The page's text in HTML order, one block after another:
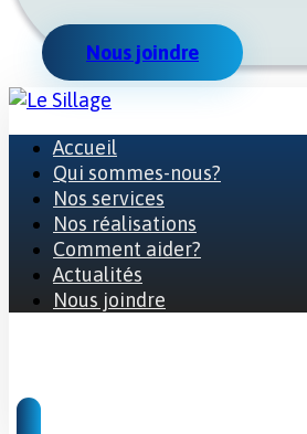
Nous joindre
Accueil
Qui sommes-nous?
Nos services
Nos réalisations
Comment aider?
Actualités
Nous joindre